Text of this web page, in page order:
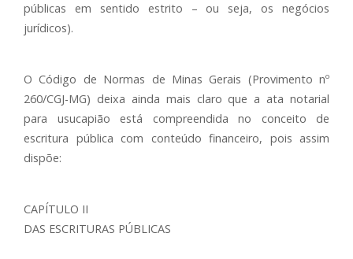
públicas em sentido estrito – ou seja, os negócios
jurídicos).
O Código de Normas de Minas Gerais (Provimento nº
260/CGJ-MG) deixa ainda mais claro que a ata notarial
para usucapião está compreendida no conceito de
escritura pública com conteúdo financeiro, pois assim
dispõe:
CAPÍTULO II
DAS ESCRITURAS PÚBLICAS